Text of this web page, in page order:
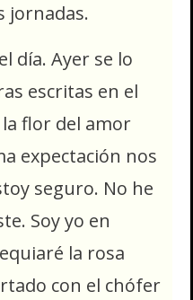
jornadas.
día. Ayer se lo
escritas en el
flor del amor
expectación nos
seguro. No he
Soy yo en
la rosa
con el chófer